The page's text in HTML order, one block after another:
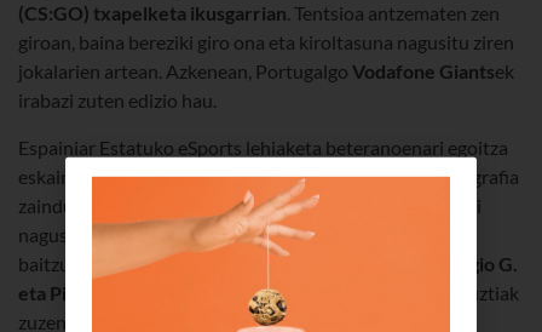
(CS:GO) txapelketa ikusgarrian. Tentsioa antzematen zen
giroan, baina bereziki giro ona eta kiroltasuna nagusitu ziren
jokalarien artean. Azkenean, Portugalgo Vodafone Giantsek
irabazi zuten edizio hau.
Espainiar Estatuko eSports lehiaketa beteranoenari egoitza
eskaintzeko asmoz, Euskaltelen egoitza nagusia eszenografia
zainduarekin girotu zen, bi pantaila handi eta eszenatoki
nagusi bat jarrita, non jokalariek dena eta gehiago eman
baitzuten. Eta han ziren
CS:GO-ko caster onenak, Sergio G.
eta Pitu Herranz
, bideo-jokoetako izarren estrategia guztiak
zuzenean kontatzeko.